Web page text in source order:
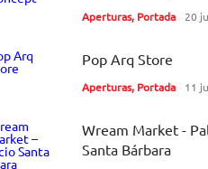
Aperturas, Portada 20
Pop Arq Store
Aperturas, Portada 11
Wream Market -
Santa Bárbara